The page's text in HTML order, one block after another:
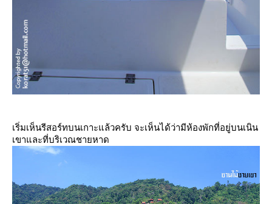
เริ่มเห็นรีสอร์ทบนเกาะแล้วครับ จะเห็นได้ว่ามีห้องพักที่อยู่บนเนิน
เขาและที่บริเวณชายหาด